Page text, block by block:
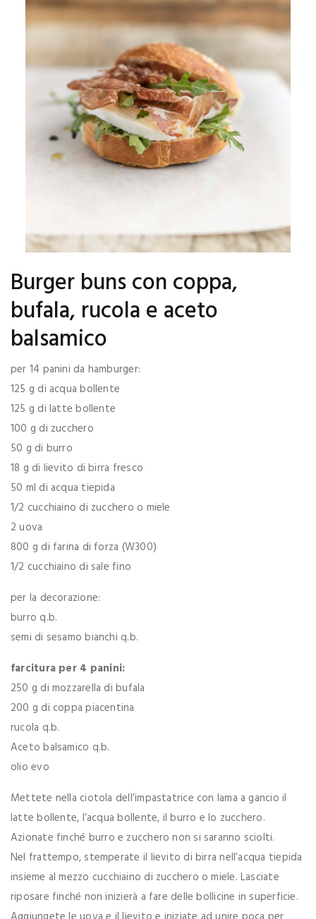
Burger buns con coppa,
bufala, rucola e aceto
balsamico
per 14 panini da hamburger:
125 g di acqua bollente
125 g di latte bollente
100 g di zucchero
50 g di burro
18 g di lievito di birra fresco
50 ml di acqua tiepida
1/2 cucchiaino di zucchero o miele
2 uova
800 g di farina di forza (W300)
1/2 cucchiaino di sale fino
per la decorazione:
burro q.b.
semi di sesamo bianchi q.b.
farcitura per 4 panini:
250 g di mozzarella di bufala
200 g di coppa piacentina
rucola q.b.
Aceto balsamico q.b.
olio evo
Mettete nella ciotola dell’impastatrice con lama a gancio il
latte bollente, l’acqua bollente, il burro e lo zucchero.
Azionate finché burro e zucchero non si saranno sciolti.
Nel frattempo, stemperate il lievito di birra nell’acqua tiepida
insieme al mezzo cucchiaino di zucchero o miele. Lasciate
riposare finché non inizierà a fare delle bollicine in superficie.